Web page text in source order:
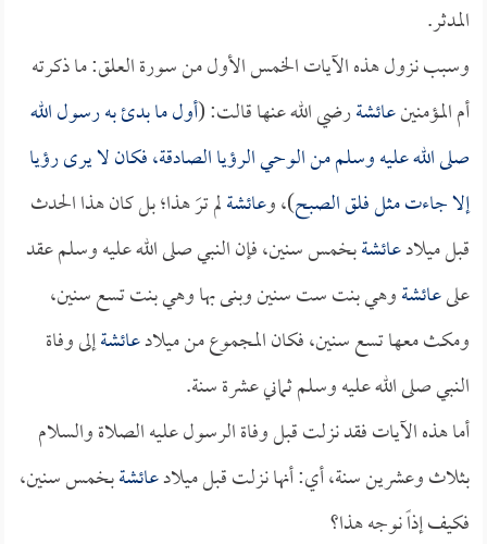
المدثر.
وسبب نزول هذه الآيات الخمس الأول من سورة العلق: ما ذكرته
أم المؤمنينعائشةرضي الله عنها قالت: (أول ما بدئ به رسول الله
صلى الله عليه وسلم من الوحي الرؤيا الصادقة، فكان لا يرى رؤيا
إلا جاءت مثل فلق الصبح)، وعائشةلم ترَ هذا؛ بل كان هذا الحدث
قبل ميلادعائشةبخمس سنين، فإن النبي صلى الله عليه وسلم عقد
علىعائشةوهي بنت ست سنين وبنى بها وهي بنت تسع سنين،
ومكث معها تسع سنين، فكان المجموع من ميلادعائشةإلى وفاة
النبي صلى الله عليه وسلم ثماني عشرة سنة.
أما هذه الآيات فقد نزلت قبل وفاة الرسول عليه الصلاة والسلام
بثلاث وعشرين سنة، أي: أنها نزلت قبل ميلادعائشةبخمس سنين،
فكيف إذاً نوجه هذا؟